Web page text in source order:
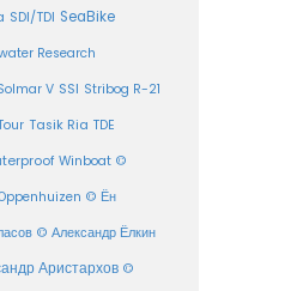
SDI/TDI SeaBike
Research
V SSI Stribog R-21
Tasik Ria TDE
Winboat ©
© Ён
© Александр Ёлкин
Аристархов ©